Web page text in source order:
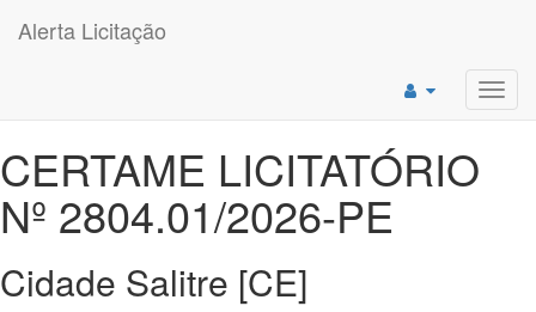
Alerta Licitação
CERTAME LICITATÓRIO
Nº 2804.01/2026-PE
Cidade Salitre [CE]